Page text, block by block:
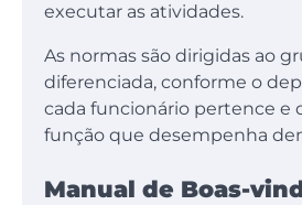
executar as atividades.
As normas são dirigidas ao
diferenciada, conforme o
cada funcionário pertence e
função que desempenha
Manual de Boas-